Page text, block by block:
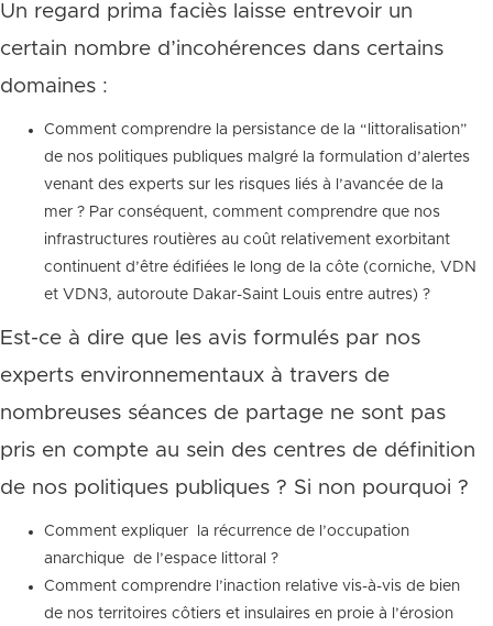
Un regard prima faciès laisse entrevoir un
certain nombre d’incohérences dans certains
domaines :
Comment comprendre la persistance de la “littoralisation”
de nos politiques publiques malgré la formulation d’alertes
venant des experts sur les risques liés à l’avancée de la
mer ? Par conséquent, comment comprendre que nos
infrastructures routières au coût relativement exorbitant
continuent d’être édifiées le long de la côte (corniche, VDN
et VDN3, autoroute Dakar-Saint Louis entre autres) ?
Est-ce à dire que les avis formulés par nos
experts environnementaux à travers de
nombreuses séances de partage ne sont pas
pris en compte au sein des centres de définition
de nos politiques publiques ? Si non pourquoi ?
Comment expliquer la récurrence de l’occupation
anarchique de l’espace littoral ?
Comment comprendre l’inaction relative vis-à-vis de bien
de nos territoires côtiers et insulaires en proie à l’érosion